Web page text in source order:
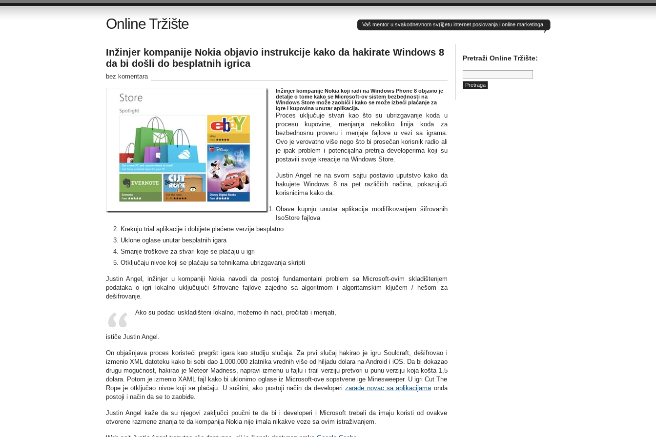
Online Tržište Vaš mentor u svakodnevnom sv(ij)etu internet poslovanja i online marketinga.
Inžinjer kompanije Nokia objavio instrukcije kako da hakirate Windows 8
da bi došli do besplatnih igrica
bez komentara
Inžinjer kompanije Nokia koji radi na Windows Phone 8 objavio je
detalje o tome kako se Microsoft-ov sistem bezbednosti na
Windows Store može zaobići i kako se može izbeći plaćanje za
igre i kupovina unutar aplikacija.
Proces uključuje stvari kao što su ubrizgavanje koda u
procesu kupovine, menjanja nekoliko linija koda za
bezbednosnu proveru i menjaje fajlove u vezi sa igrama.
Ovo je verovatno više nego što bi prosečan korisnik radio ali
je ipak problem i potencijalna pretnja developerima koji su
postavili svoje kreacije na Windows Store.
Justin Angel ne na svom sajtu postavio uputstvo kako da
hakujete Windows 8 na pet različitih načina, pokazujući
korisnicima kako da:
Obave kupnju unutar aplikacija modifikovanjem šifrovanih
IsoStore fajlova
Krekuju trial aplikacije i dobijete plaćene verzije besplatno
Uklone oglase unutar besplatnih igara
Smanje troškove za stvari koje se plaćaju u igri
Otključaju nivoe koji se plaćaju sa tehnikama ubrizgavanja skripti
Justin Angel, inžinjer u kompaniji Nokia navodi da postoji fundamentalni problem sa Microsoft-ovim skladištenjem
podataka o igri lokalno uključujući šifrovane fajlove zajedno sa algoritmom i algoritamskim ključem / hešom za
dešifrovanje.
Ako su podaci uskladišteni lokalno, možemo ih naći, pročitati i menjati,
ističe Justin Angel.
On objašnjava proces koristeći pregršt igara kao studiju slučaja. Za prvi slučaj hakirao je igru Soulcraft, dešifrovao i
izmenio XML datoteku kako bi sebi dao 1.000.000 zlatnika vrednih više od hiljadu dolara na Android i iOS. Da bi dokazao
drugu mogućnost, hakirao je Meteor Madness, napravi izmenu u fajlu i trail verziju pretvori u punu verziju koja košta 1,5
dolara. Potom je izmenio XAML fajl kako bi uklonimo oglase iz Microsoft-ove sopstvene ige Minesweeper. U igri Cut The
Rope je otključao nivoe koji se plaćaju. U suštini, ako postoji način da developerizarade novac sa aplikacijamaonda
postoji i način da se to zaobiđe.
Justin Angel kaže da su njegovi zaključci poučni te da bi i developeri i Microsoft trebali da imaju koristi od ovakve
otvorene razmene znanja te da kompanija Nokia nije imala nikakve veze sa ovim istraživanjem.
Pretraži Online Tržište:
Pretraga: